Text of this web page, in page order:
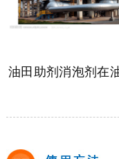
油田助剂消泡剂在